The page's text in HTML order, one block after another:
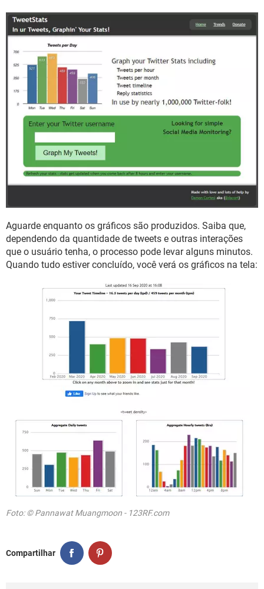
Aguarde enquanto os gráficos são produzidos. Saiba que,
dependendo da quantidade de tweets e outras interações
que o usuário tenha, o processo pode levar alguns minutos.
Quando tudo estiver concluído, você verá os gráficos na tela:
Foto: © Pannawat Muangmoon - 123RF.com
Compartilhar